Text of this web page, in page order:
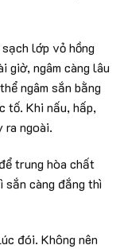
lớp vỏ hồng
giờ, ngâm càng lâu
ngâm sắn bằng
tố. Khi nấu, hấp,
ra ngoài.
trung hòa chất
sắn càng đắng thì
đói. Không nên